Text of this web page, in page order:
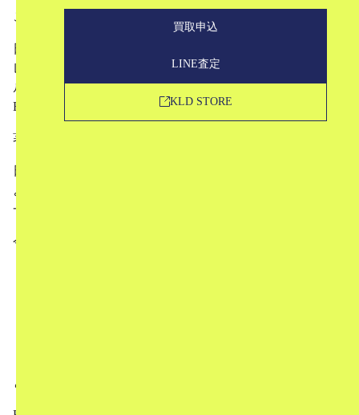
買取申込
LINE査定
KLD STORE
こんにちは。ブランド古着買取専門店KLDです。
日本の眼鏡ブランドとして、さまざまなエフェクター（エ
レキギターなどの音を変える装置）の名前にちなんだモデ
ル名でこだわりの眼鏡を展開しているブランド、
EFFECTOR（エフェクター）。
著名人の中にも愛用者が多いことでも知られています。
日本の眼鏡産業の中心地である福井県鯖江市の職人たちに
よって、ハンドメイドで製作されているため品質の良さも
一級品です。
今回は、
というかたちでご紹介していきます。